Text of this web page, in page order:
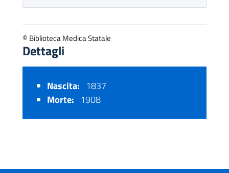
© Biblioteca Medica Statale
Dettagli
Nascita: 1837
Morte: 1908